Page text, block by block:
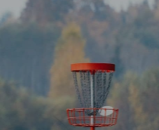
tagad